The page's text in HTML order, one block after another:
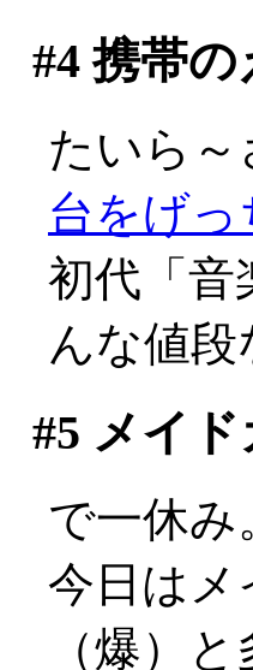
#4携帯の
たいら～
台をげ
初代「音
んな値
#5 メイド
で一休み
今日は
（爆）